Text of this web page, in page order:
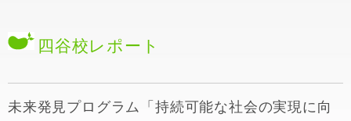
四谷校レポート
未来発見プログラム「持続可能な社会の実現に向